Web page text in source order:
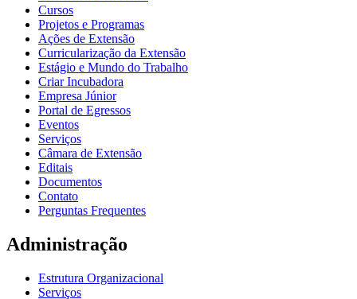
Cursos
Projetos e Programas
Ações de Extensão
Curricularização da Extensão
Estágio e Mundo do Trabalho
Criar Incubadora
Empresa Júnior
Portal de Egressos
Eventos
Serviços
Câmara de Extensão
Editais
Documentos
Contato
Perguntas Frequentes
Administração
Estrutura Organizacional
Serviços